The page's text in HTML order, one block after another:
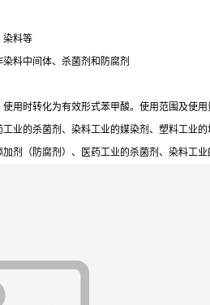
染料等
料中间体、杀菌剂和防腐剂
用时转化为有效形式苯甲酸。使用范围及使
业的杀菌剂、染料工业的媒染剂、塑料工业的
剂（防腐剂）、医药工业的杀菌剂、染料工